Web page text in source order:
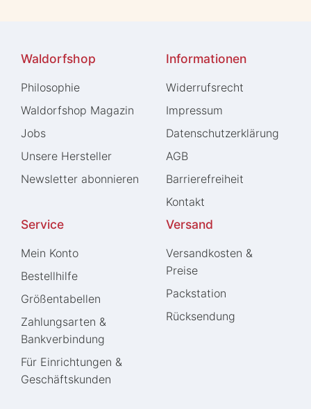
Waldorfshop
Philosophie
Waldorfshop Magazin
Jobs
Unsere Hersteller
Newsletter abonnieren
Informationen
Widerrufs­recht
Impressum
Daten­schutz­erklärung
AGB
Barrierefreiheit
Kontakt
Service
Mein Konto
Bestellhilfe
Größentabellen
Zahlungsarten &
Bankverbindung
Für Einrichtungen &
Geschäftskunden
Versand
Versandkosten &
Preise
Packstation
Rücksendung